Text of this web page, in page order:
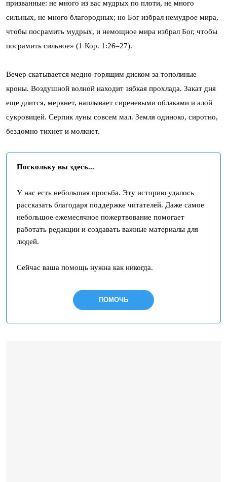
призванные: не много из вас мудрых по плоти, не много
сильных, не много благородных; но Бог избрал немудрое мира,
чтобы посрамить мудрых, и немощное мира избрал Бог, чтобы
посрамить сильное» (1 Кор. 1:26–27).
Вечер скатывается медно-горящим диском за тополиные
кроны. Воздушной волной находит зябкая прохлада. Закат дня
еще длится, меркнет, наплывает сиреневыми облаками и алой
сукровицей. Серпик луны совсем мал. Земля одиноко, сиротно,
бездомно тихнет и молкнет.
Поскольку вы здесь...
У нас есть небольшая просьба. Эту историю удалось
рассказать благодаря поддержке читателей. Даже самое
небольшое ежемесячное пожертвование помогает
работать редакции и создавать важные материалы для
людей.
Сейчас ваша помощь нужна как никогда.
ПОМОЧЬ